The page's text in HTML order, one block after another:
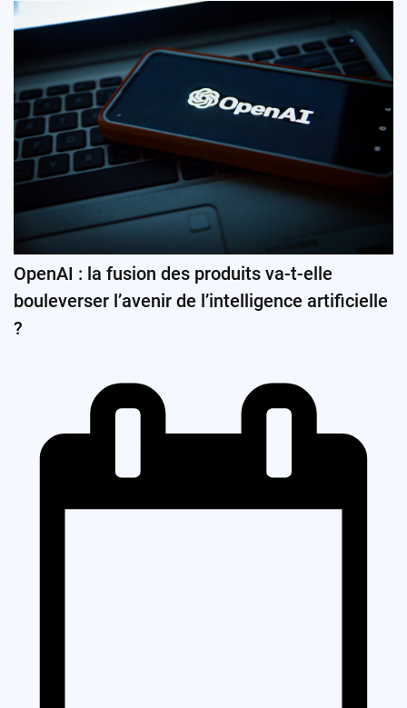
OpenAI : la fusion des produits va-t-elle
bouleverser l’avenir de l’intelligence artificielle
?